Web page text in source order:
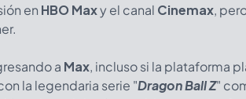
en HBO Maxy el canal Cinemax,
a Max, incluso si la plataforma
la legendaria serie "Dragon Ball Z"